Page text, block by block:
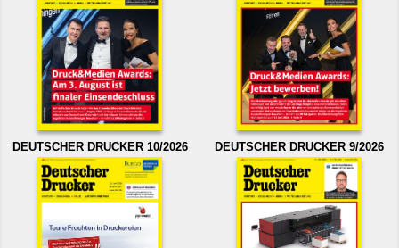
DEUTSCHER DRUCKER 10/2026 DEUTSCHER DRUCKER 9/2026